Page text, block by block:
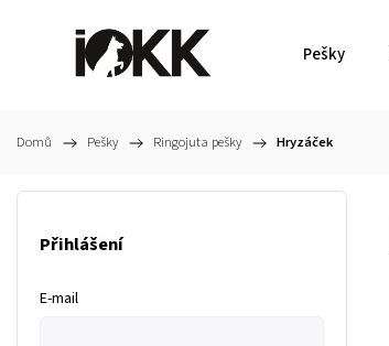
Pešky
Domů / Pešky / Ringojuta pešky / Hryzáček
Přihlášení
E-mail